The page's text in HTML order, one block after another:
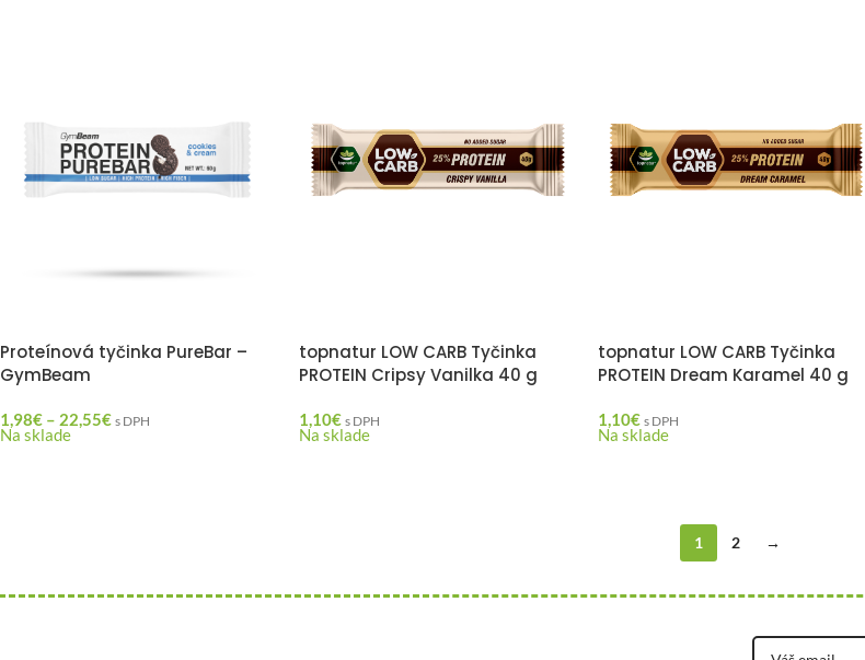
Proteínová tyčinka PureBar –
GymBeam
1,98€ – 22,55€ s DPH
Na sklade
topnatur LOW CARB Tyčinka
PROTEIN Cripsy Vanilka 40 g
1,10€ s DPH
Na sklade
topnatur LOW CARB Tyčinka
PROTEIN Dream Karamel 40 g
1,10€ s DPH
Na sklade
1 2 →